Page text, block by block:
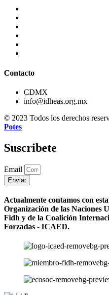
Contacto
CDMX
info@idheas.org.mx
© 2023 Todos los derechos
Potes
Suscribete
Email
Enviar
Actualmente contamos con
Organización de las Naciones
Fidh y de la Coalición
Forzadas - ICAED.